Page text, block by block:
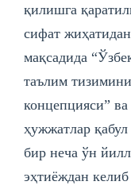
қилишга
сифат
мақсадида
таълим
концепцияси”
ҳужжатлар
бир неча ўн
эҳтиёждан